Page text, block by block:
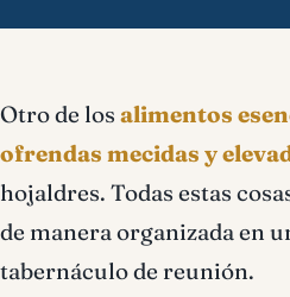
Otro de los alimentos
ofrendas mecidas y
hojaldres. Todas estas
de manera organizada en
tabernáculo de reunión.